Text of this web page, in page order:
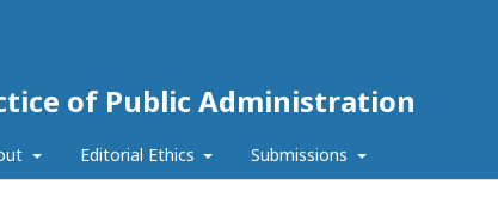
of Public Administration
Editorial Ethics Submissions